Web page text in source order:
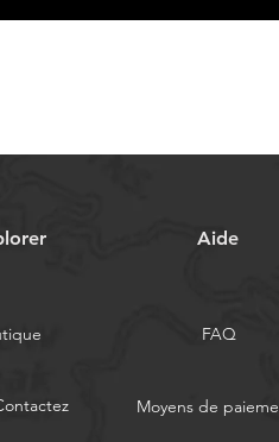
Aide
FAQ
Moyens de